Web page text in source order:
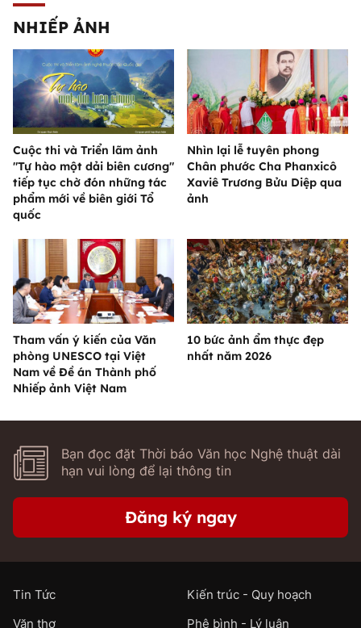
NHIẾP ẢNH
Cuộc thi và Triển lãm ảnh
"Tự hào một dải biên cương"
tiếp tục chờ đón những tác
phẩm mới về biên giới Tổ
quốc
Nhìn lại lễ tuyên phong
Chân phước Cha Phanxicô
Xaviê Trương Bửu Diệp qua
ảnh
Tham vấn ý kiến của Văn
phòng UNESCO tại Việt
Nam về Đề án Thành phố
Nhiếp ảnh Việt Nam
10 bức ảnh ẩm thực đẹp
nhất năm 2026
Bạn đọc đặt Thời báo Văn học Nghệ thuật dài
hạn vui lòng để lại thông tin
Đăng ký ngay
Tin Tức
Kiến trúc - Quy hoạch
Văn thơ
Phê bình - Lý luận